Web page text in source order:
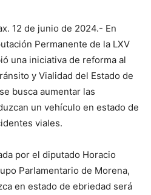
12 de junio de 2024.- En
Permanente de la LXV
una iniciativa de reforma al
y Vialidad del Estado de
busca aumentar las
un vehículo en estado de
viales.
por el diputado Horacio
Parlamentario de Morena,
en estado de ebriedad será